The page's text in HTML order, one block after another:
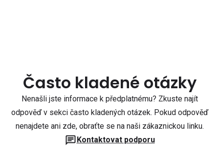
Často kladené otázky
Nenašli jste informace k předplatnému? Zkuste najít
odpověď v sekci často kladených otázek. Pokud odpověď
nenajdete ani zde, obraťte se na naši zákaznickou linku.
Kontaktovat podporu